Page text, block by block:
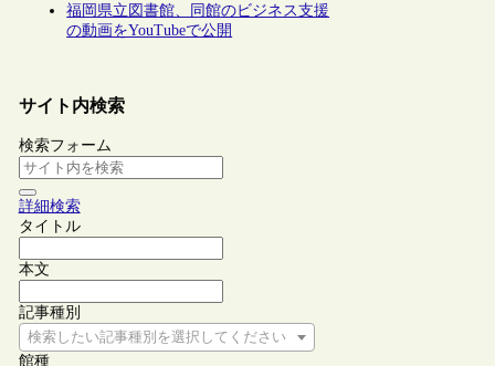
福岡県立図書館、同館のビジネス支援
の動画をYouTubeで公開
サイト内検索
検索フォーム
詳細検索
タイトル
本文
記事種別
検索したい記事種別を選択してください
館種